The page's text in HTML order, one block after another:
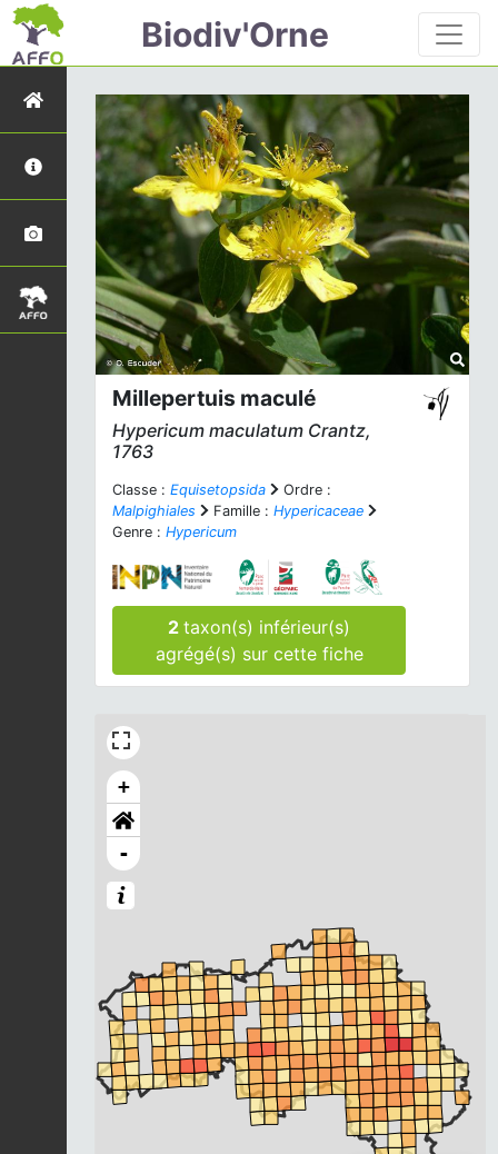
Biodiv'Orne
Millepertuis maculé
Hypericum maculatum Crantz,
1763
Classe : Equisetopsida
Ordre :
Malpighiales
Famille : Hypericaceae
Genre : Hypericum
2taxon(s) inférieur(s)
agrégé(s) sur cette fiche
+
-